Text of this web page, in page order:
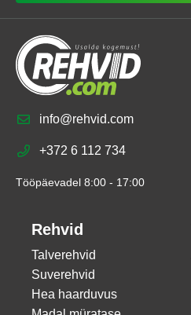
info@rehvid.com
+372 6 112 734
Tööpäevadel 8:00 - 17:00
Rehvid
Talverehvid
Suverehvid
Hea haarduvus